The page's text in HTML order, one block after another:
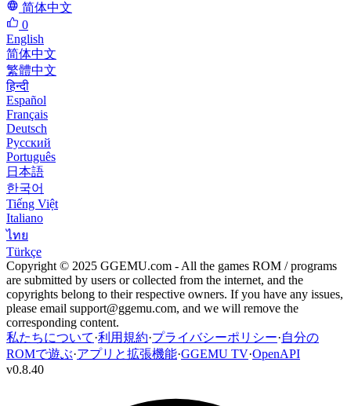
简体中文
0
English
简体中文
繁體中文
हिन्दी
Español
Français
Deutsch
Русский
Português
日本語
한국어
Tiếng Việt
Italiano
ไทย
Türkçe
Copyright © 2025 GGEMU.com - All the games ROM / programs
are submitted by users or collected from the internet, and the
copyrights belong to their respective owners. If you have any issues,
please email support@ggemu.com, and we will remove the
corresponding content.
私たちについて·利用規約·プライバシーポリシー·自分の
ROMで遊ぶ·アプリと拡張機能·GGEMU TV·OpenAPI
v0.8.40